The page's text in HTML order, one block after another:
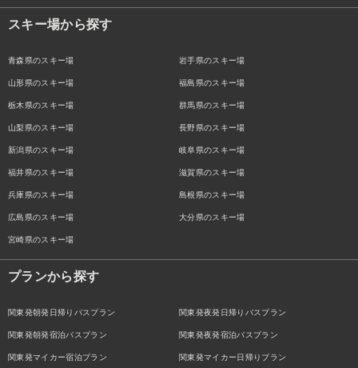
スキー場から探す
青森県のスキー場 岩手県のスキー場
山形県のスキー場 福島県のスキー場
栃木県のスキー場 群馬県のスキー場
山梨県のスキー場 長野県のスキー場
新潟県のスキー場 岐阜県のスキー場
福井県のスキー場 滋賀県のスキー場
兵庫県のスキー場 島根県のスキー場
広島県のスキー場 大分県のスキー場
宮崎県のスキー場
プランから探す
関東発朝発日帰りバスプラン 関東発夜発日帰りバスプラン
関東発朝発宿泊バスプラン 関東発夜発宿泊バスプラン
関東発マイカー宿泊プラン 関東発マイカー日帰りプラン